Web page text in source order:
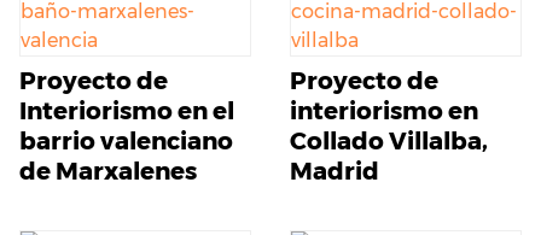
Proyecto de
Interiorismo en el
barrio valenciano
de Marxalenes
Proyecto de
interiorismo en
Collado Villalba,
Madrid